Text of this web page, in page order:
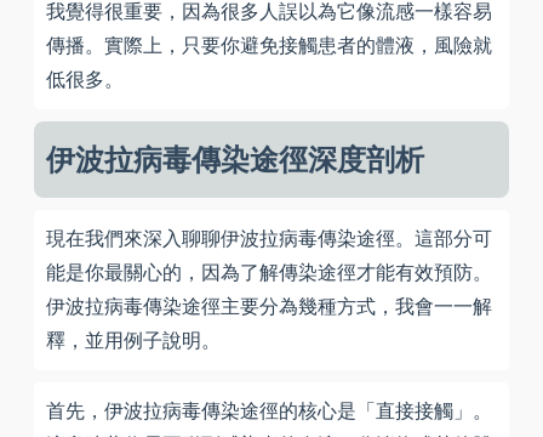
我覺得很重要，因為很多人誤以為它像流感一樣容易
傳播。實際上，只要你避免接觸患者的體液，風險就
低很多。
伊波拉病毒傳染途徑深度剖析
現在我們來深入聊聊伊波拉病毒傳染途徑。這部分可
能是你最關心的，因為了解傳染途徑才能有效預防。
伊波拉病毒傳染途徑主要分為幾種方式，我會一一解
釋，並用例子說明。
首先，伊波拉病毒傳染途徑的核心是「直接接觸」。